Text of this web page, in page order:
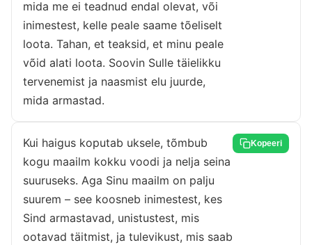
mida me ei teadnud endal olevat, või
inimestest, kelle peale saame tõeliselt
loota. Tahan, et teaksid, et minu peale
võid alati loota. Soovin Sulle täielikku
tervenemist ja naasmist elu juurde,
mida armastad.
Kui haigus koputab uksele, tõmbub
kogu maailm kokku voodi ja nelja seina
suuruseks. Aga Sinu maailm on palju
suurem – see koosneb inimestest, kes
Sind armastavad, unistustest, mis
ootavad täitmist, ja tulevikust, mis saab
Kopeeri